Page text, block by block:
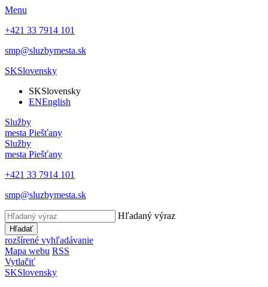
Menu
+421 33 7914 101
smp@sluzbymesta.sk
SKSlovensky
SKSlovensky
ENEnglish
Služby
mesta Piešťany
Služby
mesta Piešťany
+421 33 7914 101
smp@sluzbymesta.sk
Hľadaný výraz
Hľadať
rozšírené vyhľadávanie
Mapa webu RSS
Vytlačiť
SKSlovensky